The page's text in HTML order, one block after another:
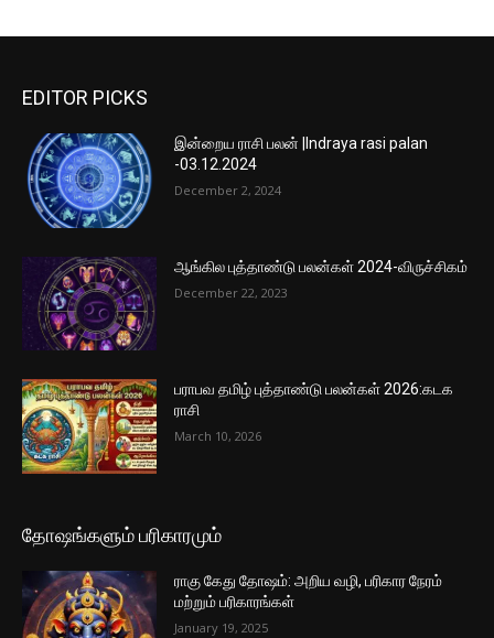
EDITOR PICKS
இன்றைய ராசி பலன் |Indraya rasi palan
-03.12.2024
December 2, 2024
ஆங்கில புத்தாண்டு பலன்கள் 2024-விருச்சிகம்
December 22, 2023
பராபவ தமிழ் புத்தாண்டு பலன்கள் 2026:கடக
ராசி
March 10, 2026
தோஷங்களும் பரிகாரமும்
ராகு கேது தோஷம்: அறிய வழி, பரிகார நேரம்
மற்றும் பரிகாரங்கள்
January 19, 2025